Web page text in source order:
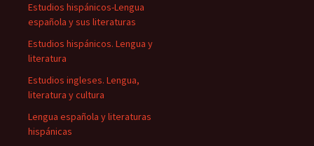
Estudios hispánicos-Lengua
española y sus literaturas
Estudios hispánicos. Lengua y
literatura
Estudios ingleses. Lengua,
literatura y cultura
Lengua española y literaturas
hispánicas